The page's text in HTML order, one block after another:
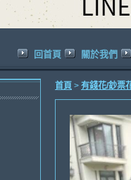
回首頁 關於我們
首頁 > 有錢花/鈔票